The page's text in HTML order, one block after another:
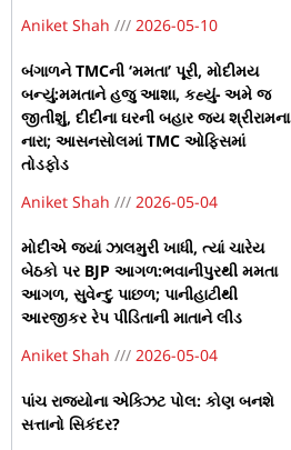
Aniket Shah
2026-05-10
બંગાળને TMCની ‘મમતા’ પૂરી, મોદીમય
બન્યું:મમતાને હજુ આશા, કહ્યું- અમે જ
જીતીશું, દીદીના ઘરની બહાર જય શ્રીરામના
નારા; આસનસોલમાં TMC ઓફિસમાં
તોડફોડ
Aniket Shah
2026-05-04
મોદીએ જ્યાં ઝાલમુરી ખાધી, ત્યાં ચારેય
બેઠકો પર BJP આગળ:ભવાનીપુરથી મમતા
આગળ, સુવેન્દુ પાછળ; પાનીહાટીથી
આરજીકર રેપ પીડિતાની માતાને લીડ
Aniket Shah
2026-05-04
પાંચ રાજ્યોના એક્ઝિટ પોલ: કોણ બનશે
સત્તાનો સિકંદર?